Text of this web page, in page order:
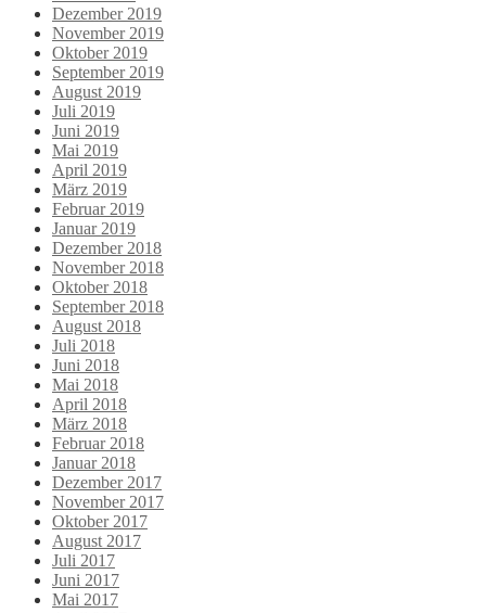
Dezember 2019
November 2019
Oktober 2019
September 2019
August 2019
Juli 2019
Juni 2019
Mai 2019
April 2019
März 2019
Februar 2019
Januar 2019
Dezember 2018
November 2018
Oktober 2018
September 2018
August 2018
Juli 2018
Juni 2018
Mai 2018
April 2018
März 2018
Februar 2018
Januar 2018
Dezember 2017
November 2017
Oktober 2017
August 2017
Juli 2017
Juni 2017
Mai 2017